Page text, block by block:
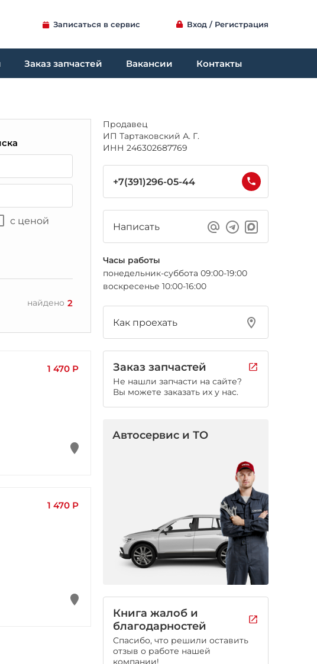
Записаться в сервис Вход / Регистрация
Заказ запчастей Вакансии Контакты
с ценой
найдено 2
1 470 Р
1 470 Р
Продавец
ИП Тартаковский А. Г.
ИНН 246302687769
+7(391)296-05-44
Написать
Часы работы
понедельник-суббота 09:00-19:00
воскресенье 10:00-16:00
Как проехать
Заказ запчастей
Не нашли запчасти на сайте?
Вы можете заказать их у нас.
Автосервис и ТО
Книга жалоб и
благодарностей
Спасибо, что решили оставить
отзыв о работе нашей
компании!